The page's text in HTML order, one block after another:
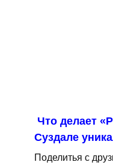
Что делает
Суздале
Поделитья с